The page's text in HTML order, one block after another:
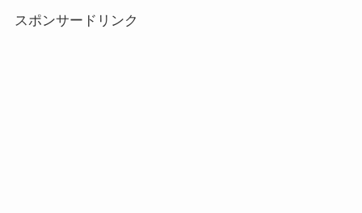
スポンサードリンク